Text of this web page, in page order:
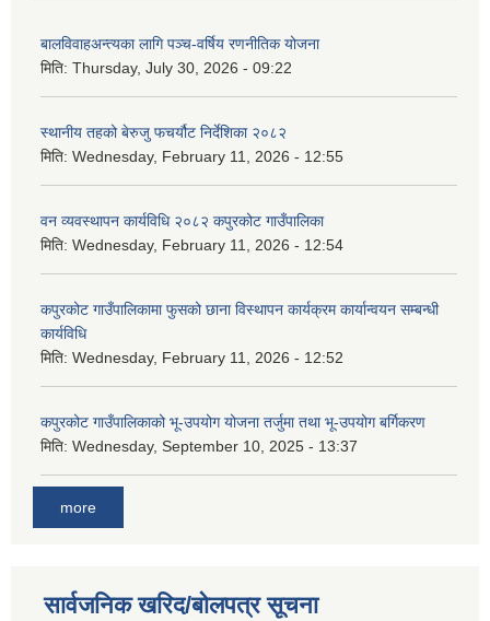
बालविवाहअन्त्यका लागि पञ्च-वर्षिय रणनीतिक योजना
मिति: Thursday, July 30, 2026 - 09:22
स्थानीय तहको बेरुजु फचर्यौट निर्देशिका २०८२
मिति: Wednesday, February 11, 2026 - 12:55
वन व्यवस्थापन कार्यविधि २०८२ कपुरकोट गाउँपालिका
मिति: Wednesday, February 11, 2026 - 12:54
कपुरकोट गाउँपालिकामा फुसको छाना विस्थापन कार्यक्रम कार्यान्वयन सम्बन्धी
कार्यविधि
मिति: Wednesday, February 11, 2026 - 12:52
कपुरकोट गाउँपालिकाको भू-उपयोग योजना तर्जुमा तथा भू-उपयोग बर्गिकरण
मिति: Wednesday, September 10, 2025 - 13:37
more
सार्वजनिक खरिद/बोलपत्र सूचना